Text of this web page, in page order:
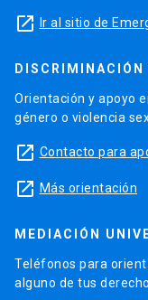
launch Ir al sitio de
Orientación y apoyo
género o violencia
launch Contacto para
launch Más orientación
MEDIACIÓN
Teléfonos para
alguno de tus